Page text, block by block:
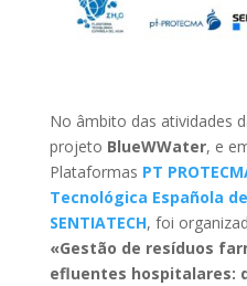
No âmbito das atividades
projeto BlueWWater, e
Plataformas PT
Tecnológica Española
SENTIATECH, foi
«Gestão de resíduos
efluentes hospitalares: